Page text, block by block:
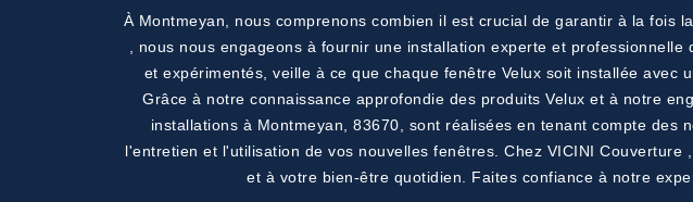
À Montmeyan, nous comprenons combien il est crucial de garantir à la fois
, nous nous engageons à fournir une installation experte et
et expérimentés, veille à ce que chaque fenêtre Velux soit installée avec
Grâce à notre connaissance approfondie des produits Velux et à notre
installations à Montmeyan, 83670, sont réalisées en tenant compte
l'entretien et l'utilisation de vos nouvelles fenêtres. Chez VICINI
et à votre bien-être quotidien. Faites confiance à notre